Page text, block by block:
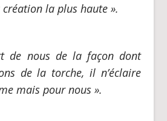
la plus haute ».
de nous de la façon dont
de la torche, il n’éclaire
mais pour nous ».